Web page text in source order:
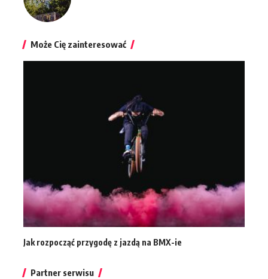
Może Cię zainteresować
Jak rozpocząć przygodę z jazdą na BMX-ie
Partner serwisu